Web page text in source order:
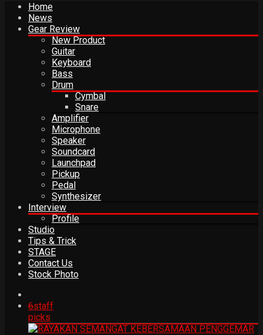
Home
News
Gear Review
New Product
Guitar
Keyboard
Bass
Drum
Cymbal
Snare
Amplifier
Microphone
Speaker
Soundcard
Launchpad
Pickup
Pedal
Synthesizer
Interview
Profile
Studio
Tips & Trick
STAGE
Contact Us
Stock Photo
6staff
picks